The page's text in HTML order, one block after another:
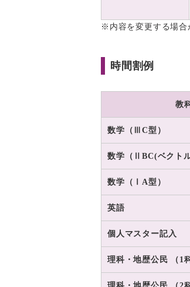
※内容を変更する場合
時間割例
教
数学（ⅢC型）
数学（ⅡBC(ベクトル
数学（ⅠA型）
英語
個人マスター記入
理科・地歴公民 （1